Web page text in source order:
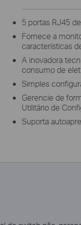
5 portas RJ45
Fornece a
características
A inovadora
consumo de
Simples
Gerencie de
Utilitário de
Suporta